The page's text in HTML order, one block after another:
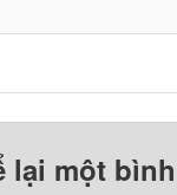
lại một